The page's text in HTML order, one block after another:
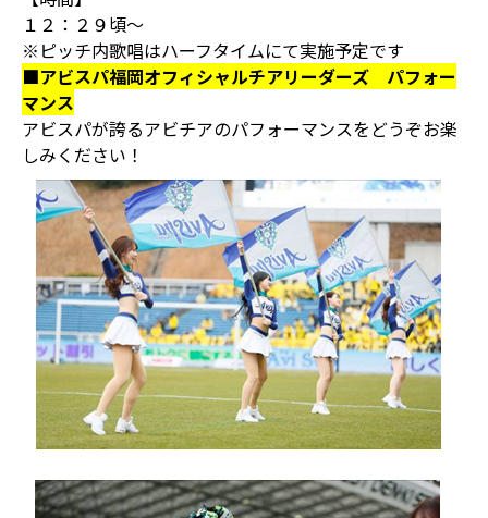
１２：２９頃～
※ピッチ内歌唱はハーフタイムにて実施予定です
■アビスパ福岡オフィシャルチアリーダーズ パフォー
マンス
アビスパが誇るアビチアのパフォーマンスをどうぞお楽
しみください！